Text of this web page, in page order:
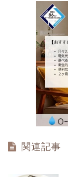
関連記事